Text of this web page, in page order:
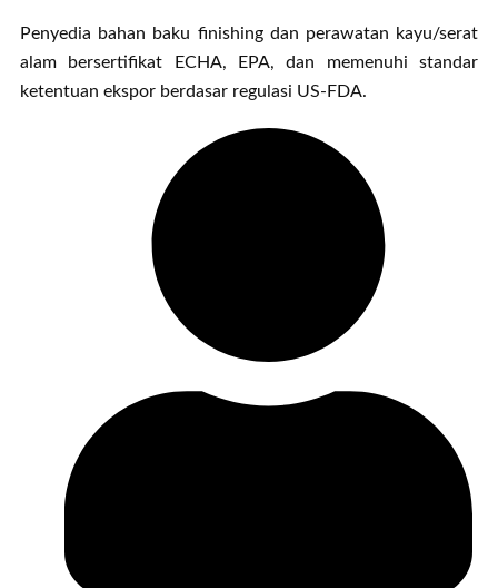
Penyedia bahan baku finishing dan perawatan kayu/serat
alam bersertifikat ECHA, EPA, dan memenuhi standar
ketentuan ekspor berdasar regulasi US-FDA.